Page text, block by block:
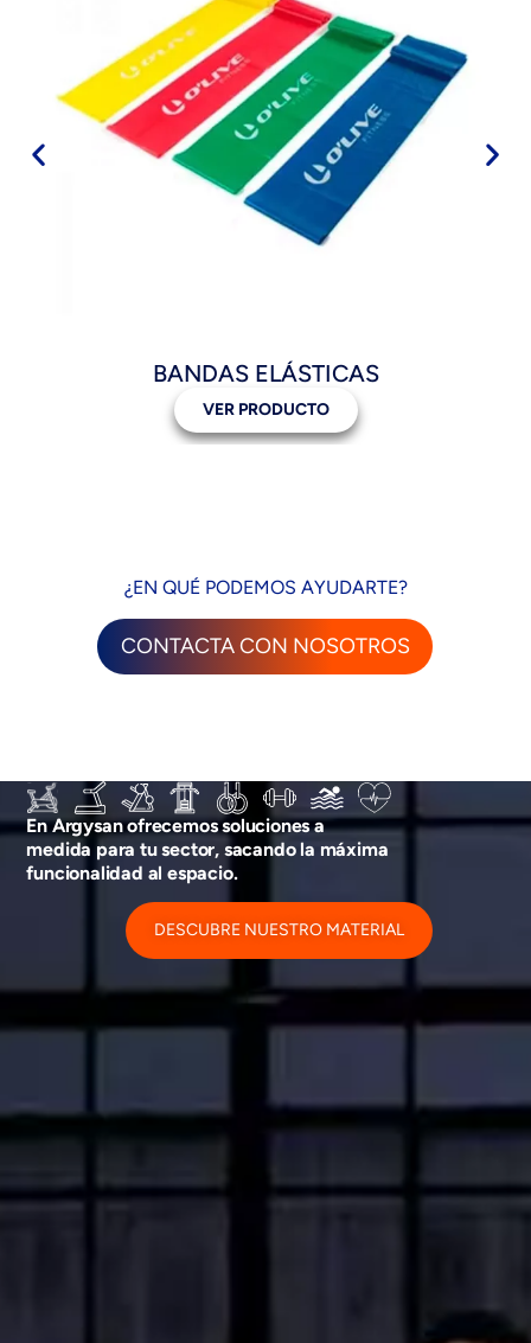
BANDAS ELÁSTICAS
VER PRODUCTO
¿EN QUÉ PODEMOS AYUDARTE?
CONTACTA CON NOSOTROS
En Argysan ofrecemos soluciones a
medida para tu sector, sacando la máxima
funcionalidad al espacio.
DESCUBRE NUESTRO MATERIAL